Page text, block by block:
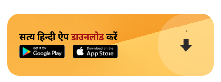
सत्य हिन्दी ऐपडाउनलोडकरें